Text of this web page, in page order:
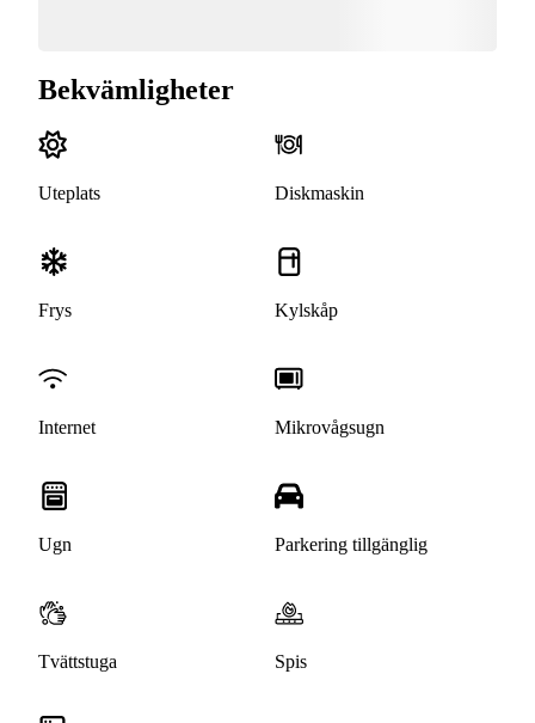
Bekvämligheter
Uteplats Diskmaskin
Frys Kylskåp
Internet Mikrovågsugn
Ugn Parkering tillgänglig
Tvättstuga Spis